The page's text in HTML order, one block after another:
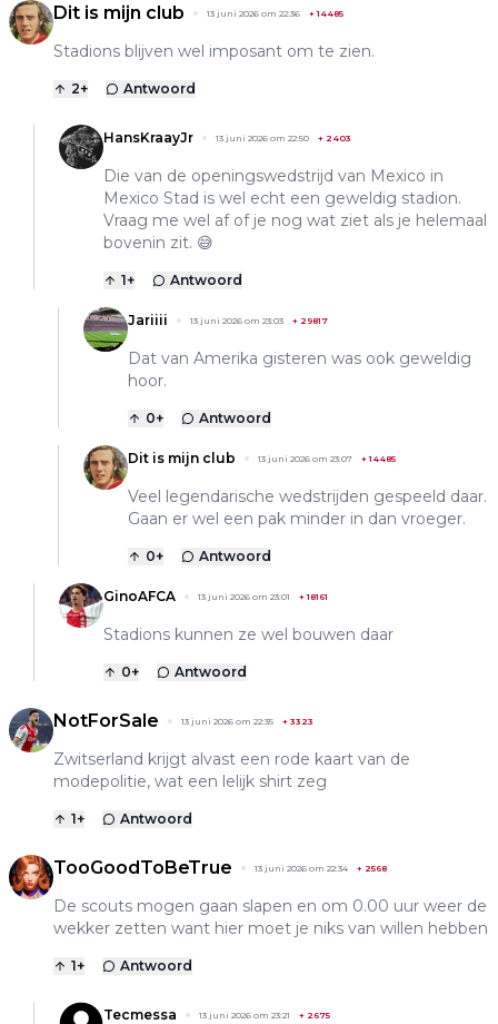
Dit is mijn club 13 juni 2026 om 22:36 +14485
Stadions blijven wel imposant om te zien.
2+ Antwoord
HansKraayJr 13 juni 2026 om 22:50 + 2403
Die van de openingswedstrijd van Mexico in
Mexico Stad is wel echt een geweldig stadion.
Vraag me wel af of je nog wat ziet als je helemaal
bovenin zit. 😅
1+ Antwoord
Jariiii 13 juni 2026 om 23:03 + 29817
Dat van Amerika gisteren was ook geweldig
hoor.
0+ Antwoord
Dit is mijn club 13 juni 2026 om 23:07 +14485
Veel legendarische wedstrijden gespeeld daar.
Gaan er wel een pak minder in dan vroeger.
0+ Antwoord
GinoAFCA 13 juni 2026 om 23:01 +18161
Stadions kunnen ze wel bouwen daar
0+ Antwoord
NotForSale 13 juni 2026 om 22:35 + 3323
Zwitserland krijgt alvast een rode kaart van de
modepolitie, wat een lelijk shirt zeg
1+ Antwoord
TooGoodToBeTrue 13 juni 2026 om 22:34 + 2568
De scouts mogen gaan slapen en om 0.00 uur weer de
wekker zetten want hier moet je niks van willen hebben
1+ Antwoord
Tecmessa 13 juni 2026 om 23:21 + 2675